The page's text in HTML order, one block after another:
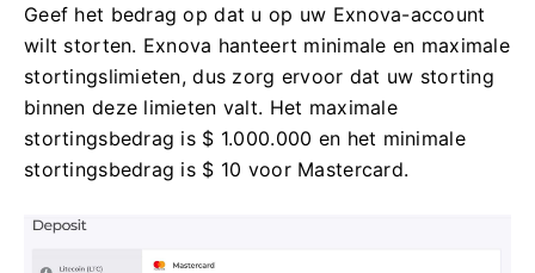
Geef het bedrag op dat u op uw Exnova-account
wilt storten. Exnova hanteert minimale en maximale
stortingslimieten, dus zorg ervoor dat uw storting
binnen deze limieten valt. Het maximale
stortingsbedrag is $ 1.000.000 en het minimale
stortingsbedrag is $ 10 voor Mastercard.